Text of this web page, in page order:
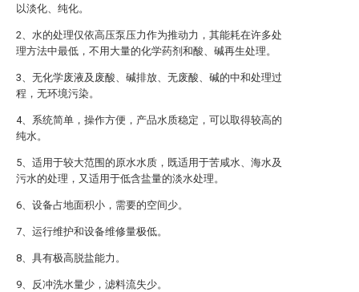
以淡化、纯化。
2、水的处理仅依高压泵压力作为推动力，其能耗在许多处
理方法中最低，不用大量的化学药剂和酸、碱再生处理。
3、无化学废液及废酸、碱排放、无废酸、碱的中和处理过
程，无环境污染。
4、系统简单，操作方便，产品水质稳定，可以取得较高的
纯水。
5、适用于较大范围的原水水质，既适用于苦咸水、海水及
污水的处理，又适用于低含盐量的淡水处理。
6、设备占地面积小，需要的空间少。
7、运行维护和设备维修量极低。
8、具有极高脱盐能力。
9、反冲洗水量少，滤料流失少。